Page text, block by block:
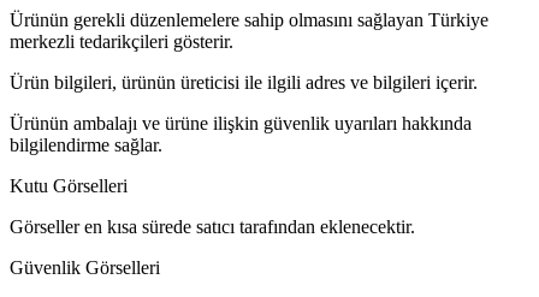
Ürünün gerekli düzenlemelere sahip olmasını sağlayan Türkiye
merkezli tedarikçileri gösterir.
Ürün bilgileri, ürünün üreticisi ile ilgili adres ve bilgileri içerir.
Ürünün ambalajı ve ürüne ilişkin güvenlik uyarıları hakkında
bilgilendirme sağlar.
Kutu Görselleri
Görseller en kısa sürede satıcı tarafından eklenecektir.
Güvenlik Görselleri